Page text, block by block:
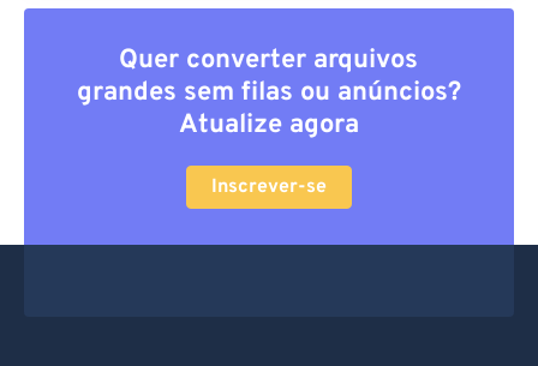
Quer converter arquivos
grandes sem filas ou anúncios?
Atualize agora
Inscrever-se